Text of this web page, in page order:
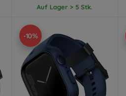
Auf Lager > 5 Stk.
-10%